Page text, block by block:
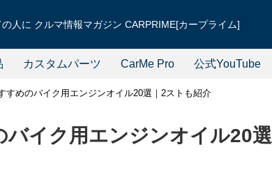
人に クルマ情報マガジン CARPRIME[カープライム]
カスタムパーツ CarMe Pro 公式YouTube
すめのバイク用エンジンオイル20選｜2ストも紹介
バイク用エンジンオイル20選